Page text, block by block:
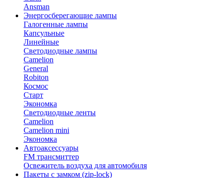
Ansman
Энергосберегающие лампы
Галогенные лампы
Капсульные
Линейные
Светодиодные лампы
Camelion
General
Robiton
Космос
Старт
Экономка
Светодиодные ленты
Camelion
Camelion mini
Экономка
Автоаксессуары
FM трансмиттер
Освежитель воздуха для автомобиля
Пакеты с замком (zip-lock)